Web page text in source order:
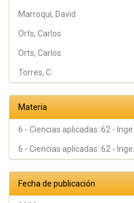
Marroquí, David
Orts, Carlos
Orts, Carlos
Torres, C.
Materia
6 - Ciencias aplicadas::62 - Inge...
6 - Ciencias aplicadas::62 - Inge...
Fecha de publicación